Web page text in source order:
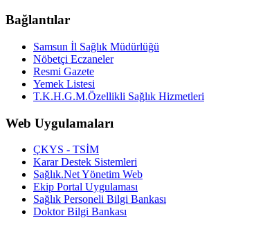
Bağlantılar
Samsun İl Sağlık Müdürlüğü
Nöbetçi Eczaneler
Resmi Gazete
Yemek Listesi
T.K.H.G.M.Özellikli Sağlık Hizmetleri
Web Uygulamaları
ÇKYS - TSİM
Karar Destek Sistemleri
Sağlık.Net Yönetim Web
Ekip Portal Uygulaması
Sağlık Personeli Bilgi Bankası
Doktor Bilgi Bankası